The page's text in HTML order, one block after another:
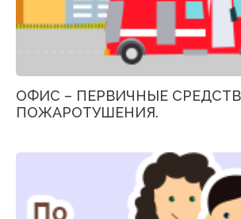
ОФИС – ПЕРВИЧНЫЕ
ПОЖАРОТУШЕНИЯ.